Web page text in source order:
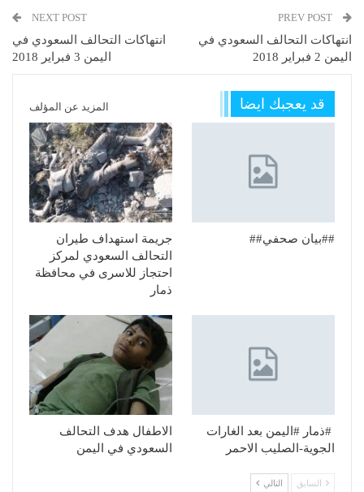
انتهاكات التحالف السعودي في
اليمن 2 فبراير 2018
NEXT POST
انتهاكات التحالف السعودي في
اليمن 3 فبراير 2018
قد يعجبك ايضا المزيد عن المؤلف
##بيان صحفي##
جريمة استهداف طيران
التحالف السعودي لمركز
احتجاز للاسرى في محافظة
ذمار
#ذمار #اليمن بعد الغارات
الجوية-الصليب الاحمر
الاطفال هدف التحالف
السعودي في اليمن
السابق التالي